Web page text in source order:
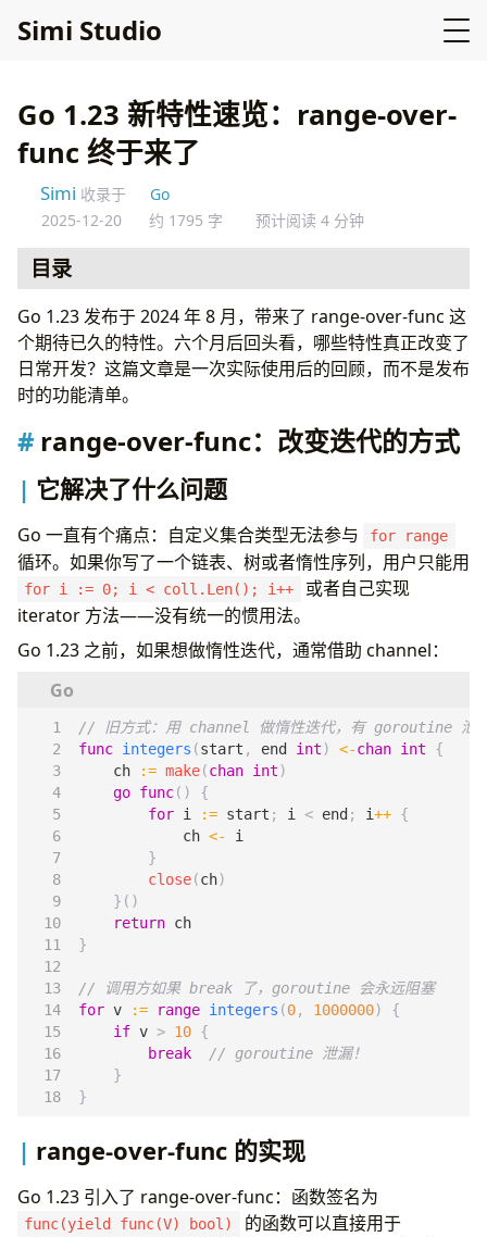
Simi Studio
Go 1.23 新特性速览：range-over-
func 终于来了
Simi 收录于
Go
2025-12-20
约 1795 字 预计阅读 4 分钟
目录
range-over-func：改变迭代的方式
它解决了什么问题
range-over-func 的实现
实际应用：自定义树的迭代
迭代器组合
旧问题：time.After的内存泄漏
链接器改进
展望 Go 1.24（2025年2月发布）
Go 1.23 发布于 2024 年 8 月，带来了 range-over-func 这
个期待已久的特性。六个月后回头看，哪些特性真正改变了
日常开发？这篇文章是一次实际使用后的回顾，而不是发布
时的功能清单。
range-over-func：改变迭代的方式
它解决了什么问题
Go 一直有个痛点：自定义集合类型无法参与 for range
循环。如果你写了一个链表、树或者惰性序列，用户只能用
for i := 0; i < coll.Len(); i++
或者自己实现
iterator 方法——没有统一的惯用法。
Go 1.23 之前，如果想做惰性迭代，通常借助 channel：
// 旧方式：用 channel 做惰性迭代，有 goroutine 泄
func integers (start , end int) <-chan int
{
ch
:= make(chan int)
go func()
{
for i := start ; i < end ; i++ {
ch <-
i
}
close(ch)
}()
return ch
}
// 调用方如果 break 了，goroutine 会永远阻塞
for v := range integers (0, 1000000)
{
if v > 10 {
break
// goroutine 泄漏！
}
}
range-over-func 的实现
Go 1.23 引入了 range-over-func：函数签名为
func(yield func(V) bool) 的函数可以直接用于